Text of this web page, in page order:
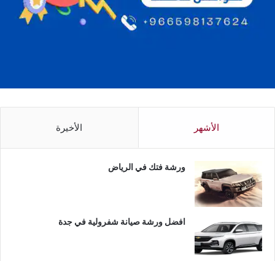
الأشهر الأخيرة
ورشة فتك في الرياض
افضل ورشة صيانة شفرولية في جدة